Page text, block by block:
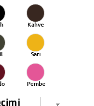
Kahve
Sarı
Pembe